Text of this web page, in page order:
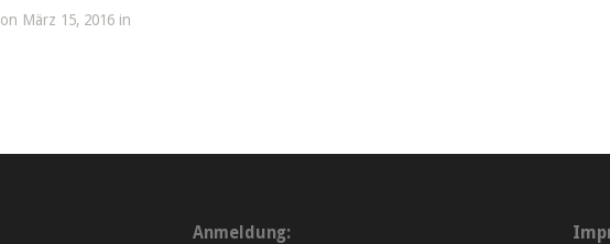
on März 15, 2016 in
Anmeldung: